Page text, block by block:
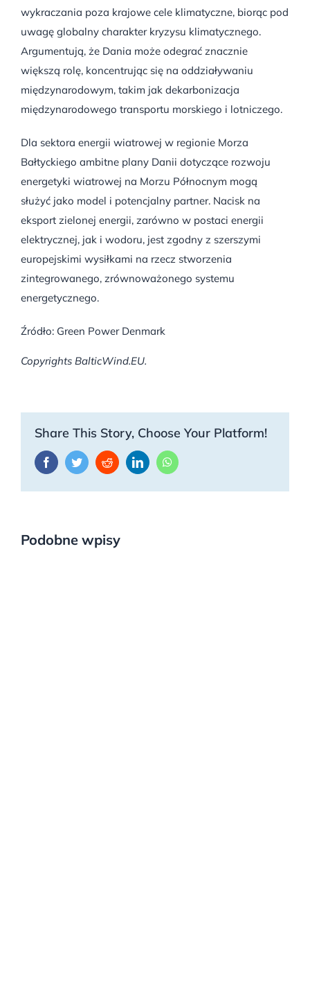
wykraczania poza krajowe cele klimatyczne, biorąc pod
uwagę globalny charakter kryzysu klimatycznego.
Argumentują, że Dania może odegrać znacznie
większą rolę, koncentrując się na oddziaływaniu
międzynarodowym, takim jak dekarbonizacja
międzynarodowego transportu morskiego i lotniczego.
Dla sektora energii wiatrowej w regionie Morza
Bałtyckiego ambitne plany Danii dotyczące rozwoju
energetyki wiatrowej na Morzu Północnym mogą
służyć jako model i potencjalny partner. Nacisk na
eksport zielonej energii, zarówno w postaci energii
elektrycznej, jak i wodoru, jest zgodny z szerszymi
europejskimi wysiłkami na rzecz stworzenia
zintegrowanego, zrównoważonego systemu
energetycznego.
Źródło: Green Power Denmark
Copyrights BalticWind.EU.
Share This Story, Choose Your Platform!
FacebookTwitterRedditLinkedInWhatsApp
Podobne wpisy